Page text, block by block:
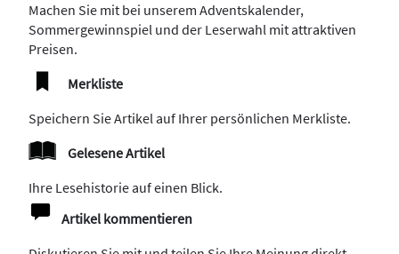
Machen Sie mit bei unserem Adventskalender,
Sommergewinnspiel und der Leserwahl mit attraktiven
Preisen.
Merkliste
Speichern Sie Artikel auf Ihrer persönlichen Merkliste.
Gelesene Artikel
Ihre Lesehistorie auf einen Blick.
Artikel kommentieren